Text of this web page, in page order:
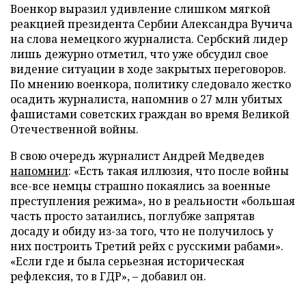
Военкор выразил удивление слишком мягкой
реакцией президента Сербии Александра Вучича
на слова немецкого журналиста. Сербский лидер
лишь дежурно отметил, что уже обсудил свое
видение ситуации в ходе закрытых переговоров.
По мнению военкора, политику следовало жестко
осадить журналиста, напомнив о 27 млн убитых
фашистами советских граждан во время Великой
Отечественной войны.
В свою очередь журналист Андрей Медведев
напомнил: «Есть такая иллюзия, что после войны
все-все немцы страшно покаялись за военные
преступления режима», но в реальности «большая
часть просто затаились, поглубже запрятав
досаду и обиду из-за того, что не получилось у
них построить Третий рейх с русскими рабами».
«Если где и была серьезная историческая
рефлексия, то в ГДР», – добавил он.